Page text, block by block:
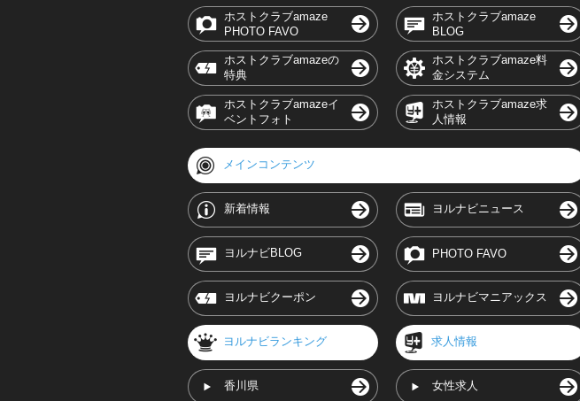
ホストクラブamaze
PHOTO FAVO
ホストクラブamaze
BLOG
ホストクラブamazeの
特典
ホストクラブamaze料
金システム
ホストクラブamazeイ
ベントフォト
ホストクラブamaze求
人情報
メインコンテンツ
新着情報 ヨルナビニュース
ヨルナビBLOG PHOTO FAVO
ヨルナビクーポン ヨルナビマニアックス
ヨルナビランキング
香川県
求人情報
女性求人